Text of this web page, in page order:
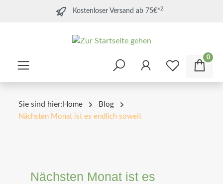
Kostenloser Versand ab 75€*2
0
Sie sind hier: Home
Blog
Nächsten Monat ist es endlich soweit
Nächsten Monat ist es